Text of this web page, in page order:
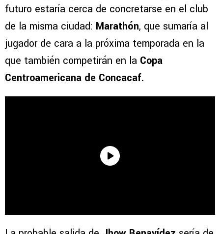
futuro estaría cerca de concretarse en el club
de la misma ciudad: Marathón, que sumaría al
jugador de cara a la próxima temporada en la
que también competirán en la Copa
Centroamericana de Concacaf.